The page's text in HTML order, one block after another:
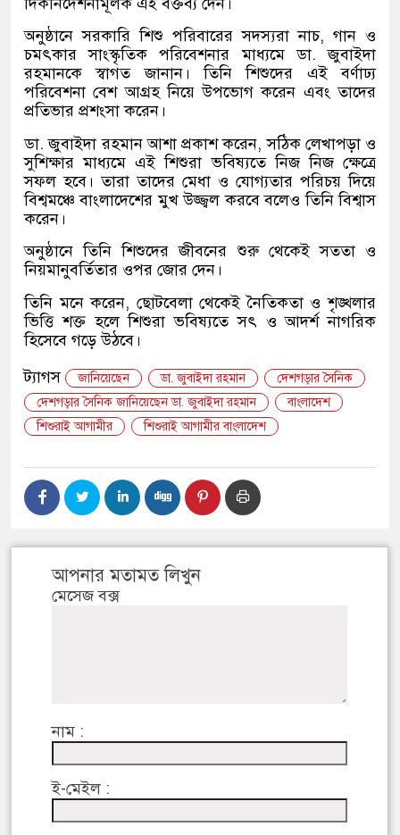
অনুষ্ঠানে সরকারি শিশু পরিবারের সদস্যরা নাচ, গান ও
চমৎকার সাংস্কৃতিক পরিবেশনার মাধ্যমে ডা. জুবাইদা
রহমানকে স্বাগত জানান। তিনি শিশুদের এই বর্ণাঢ্য
পরিবেশনা বেশ আগ্রহ নিয়ে উপভোগ করেন এবং তাদের
প্রতিভার প্রশংসা করেন।
ডা. জুবাইদা রহমান আশা প্রকাশ করেন, সঠিক লেখাপড়া ও
সুশিক্ষার মাধ্যমে এই শিশুরা ভবিষ্যতে নিজ নিজ ক্ষেত্রে
সফল হবে। তারা তাদের মেধা ও যোগ্যতার পরিচয় দিয়ে
বিশ্বমঞ্চে বাংলাদেশের মুখ উজ্জ্বল করবে বলেও তিনি বিশ্বাস
করেন।
অনুষ্ঠানে তিনি শিশুদের জীবনের শুরু থেকেই সততা ও
নিয়মানুবর্তিতার ওপর জোর দেন।
তিনি মনে করেন, ছোটবেলা থেকেই নৈতিকতা ও শৃঙ্খলার
ভিত্তি শক্ত হলে শিশুরা ভবিষ্যতে সৎ ও আদর্শ নাগরিক
হিসেবে গড়ে উঠবে।
ট্যাগস
জানিয়েছেন ডা. জুবাইদা রহমান
দেশগড়ার সৈনিক
দেশগড়ার সৈনিক জানিয়েছেন ডা. জুবাইদা রহমান
বাংলাদেশ
শিশুরাই আগামীর
শিশুরাই আগামীর বাংলাদেশ
আপনার মতামত লিখুন
মেসেজ বক্স
নাম :
ই-মেইল :